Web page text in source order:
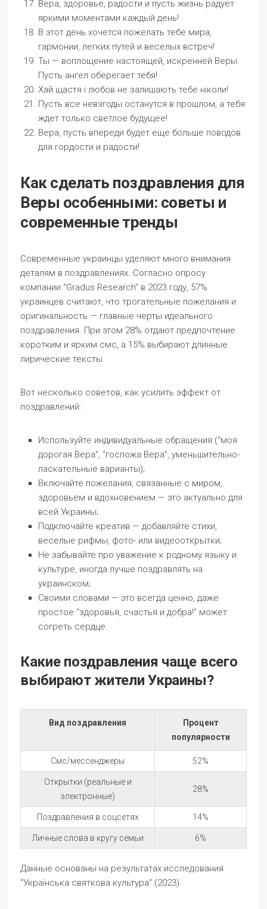
Вера, здоровье, радости и пусть жизнь радует
яркими моментами каждый день!
В этот день хочется пожелать тебе мира,
гармонии, легких путей и веселых встреч!
Ты — воплощение настоящей, искренней Веры.
Пусть ангел оберегает тебя!
Хай щастя і любов не залишають тебе ніколи!
Пусть все невзгоды останутся в прошлом, а тебя
ждет только светлое будущее!
Вера, пусть впереди будет еще больше поводов
для гордости и радости!
Как сделать поздравления для
Веры особенными: советы и
современные тренды
Современные украинцы уделяют много внимания
деталям в поздравлениях. Согласно опросу
компании “Gradus Research” в 2023 году, 57%
украинцев считают, что трогательные пожелания и
оригинальность — главные черты идеального
поздравления. При этом 28% отдают предпочтение
коротким и ярким смс, а 15% выбирают длинные
лирические тексты.
Вот несколько советов, как усилить эффект от
поздравлений:
Используйте индивидуальные обращения (“моя
дорогая Вера”, “госпожа Вера”, уменьшительно-
ласкательные варианты);
Включайте пожелания, связанные с миром,
здоровьем и вдохновением — это актуально для
всей Украины;
Подключайте креатив — добавляйте стихи,
веселые рифмы, фото- или видеооткрытки;
Не забывайте про уважение к родному языку и
культуре, иногда лучше поздравлять на
украинском;
Своими словами — это всегда ценно, даже
простое “здоровья, счастья и добра!” может
согреть сердце.
Какие поздравления чаще всего
выбирают жители Украины?
Вид поздравления
Процент
популярности
Смс/мессенджеры 52%
Открытки (реальные и
электронные)
28%
Поздравления в соцсетях 14%
Личные слова в кругу семьи 6%
Данные основаны на результатах исследования
“Українська святкова культура” (2023).